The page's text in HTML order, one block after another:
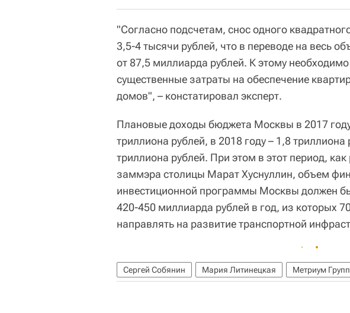
"Согласно подсчетам, снос одного
3,5-4 тысячи рублей, что в переводе на весь
от 87,5 миллиарда рублей. К этому
существенные затраты на обеспечение
домов", – констатировал эксперт.
Плановые доходы бюджета Москвы в 2017
триллиона рублей, в 2018 году – 1,8 триллиона
триллиона рублей. При этом в этот период,
заммэра столицы Марат Хуснуллин, объем
инвестиционной программы Москвы должен
420-450 миллиарда рублей в год, из которых
направлять на развитие транспортной
Сергей Собянин Мария Литинецкая Метриум Групп